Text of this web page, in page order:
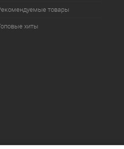
товары
хиты